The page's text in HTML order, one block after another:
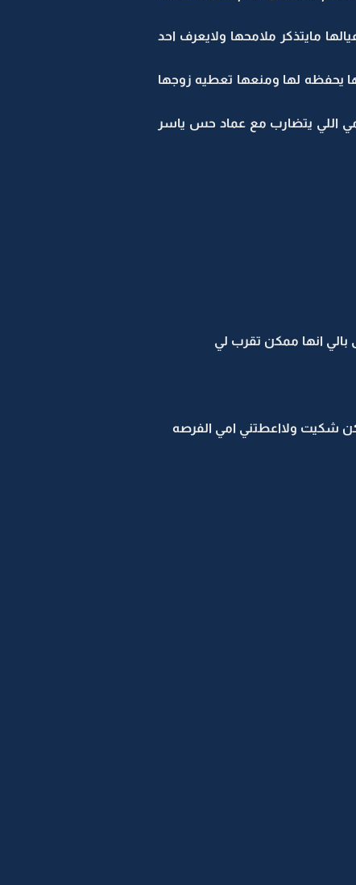
مايتذكر ملامحها ولايعرف احد
يحفظه لها ومنعها تعطيه زوجها
اللي يتضارب مع عماد حس ياسر
بالي انها ممكن تقرب لي
شكيت ولااعطتني امي الفرصه